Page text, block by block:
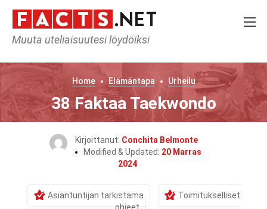
Muuta uteliaisuutesi löydöiksi
Home Elämäntapa Urheilu
38 Faktaa Taekwondo
Kirjoittanut: Conchita Belmonte
Modified & Updated: 20 Marras
2024
Asiantuntijan tarkistama
Toimitukselliset